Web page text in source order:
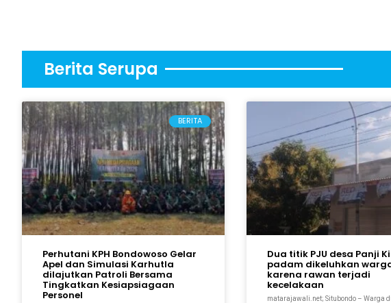
Berita Serupa
BERITA
Perhutani KPH Bondowoso Gelar
Apel dan Simulasi Karhutla
dilajutkan Patroli Bersama
Tingkatkan Kesiapsiagaan
Personel
Dua titik PJU desa Panji
padam dikeluhkan
karena rawan terjadi
kecelakaan
matarajawali.net; Situbondo – Warga